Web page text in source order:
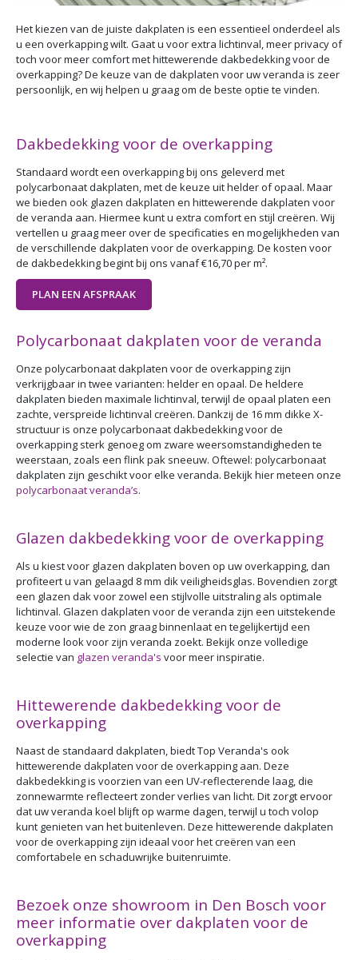
Het kiezen van de juiste dakplaten is een essentieel onderdeel als
u een overkapping wilt. Gaat u voor extra lichtinval, meer privacy of
toch voor meer comfort met hittewerende dakbedekking voor de
overkapping? De keuze van de dakplaten voor uw veranda is zeer
persoonlijk, en wij helpen u graag om de beste optie te vinden.
Dakbedekking voor de overkapping
Standaard wordt een overkapping bij ons geleverd met
polycarbonaat dakplaten, met de keuze uit helder of opaal. Maar
we bieden ook glazen dakplaten en hittewerende dakplaten voor
de veranda aan. Hiermee kunt u extra comfort en stijl creëren. Wij
vertellen u graag meer over de specificaties en mogelijkheden van
de verschillende dakplaten voor de overkapping. De kosten voor
de dakbedekking begint bij ons vanaf €16,70 per m².
PLAN EEN AFSPRAAK
Polycarbonaat dakplaten voor de veranda
Onze polycarbonaat dakplaten voor de overkapping zijn
verkrijgbaar in twee varianten: helder en opaal. De heldere
dakplaten bieden maximale lichtinval, terwijl de opaal platen een
zachte, verspreide lichtinval creëren. Dankzij de 16 mm dikke X-
structuur is onze polycarbonaat dakbedekking voor de
overkapping sterk genoeg om zware weersomstandigheden te
weerstaan, zoals een flink pak sneeuw. Oftewel: polycarbonaat
dakplaten zijn geschikt voor elke veranda. Bekijk hier meteen onze
polycarbonaat veranda’s.
Glazen dakbedekking voor de overkapping
Als u kiest voor glazen dakplaten boven op uw overkapping, dan
profiteert u van gelaagd 8 mm dik veiligheidsglas. Bovendien zorgt
een glazen dak voor zowel een stijlvolle uitstraling als optimale
lichtinval. Glazen dakplaten voor de veranda zijn een uitstekende
keuze voor wie de zon graag binnenlaat en tegelijkertijd een
moderne look voor zijn veranda zoekt. Bekijk onze volledige
selectie van glazen veranda's voor meer inspiratie.
Hittewerende dakbedekking voor de
overkapping
Naast de standaard dakplaten, biedt Top Veranda's ook
hittewerende dakplaten voor de overkapping aan. Deze
dakbedekking is voorzien van een UV-reflecterende laag, die
zonnewarmte reflecteert zonder verlies van licht. Dit zorgt ervoor
dat uw veranda koel blijft op warme dagen, terwijl u toch volop
kunt genieten van het buitenleven. Deze hittewerende dakplaten
voor de overkapping zijn ideaal voor het creëren van een
comfortabele en schaduwrijke buitenruimte.
Bezoek onze showroom in Den Bosch voor
meer informatie over dakplaten voor de
overkapping